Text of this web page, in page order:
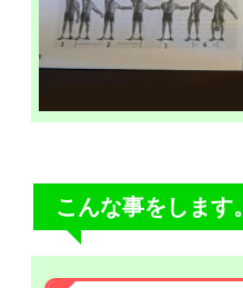
こんな事をします。